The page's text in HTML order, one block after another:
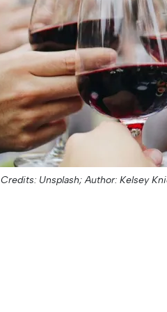
Credits: Unsplash; Author: Kelsey